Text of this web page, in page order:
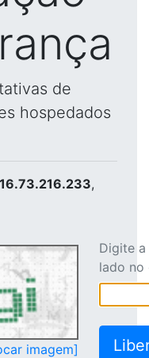
de
hospedados
,
imagem]
Digite
lado no